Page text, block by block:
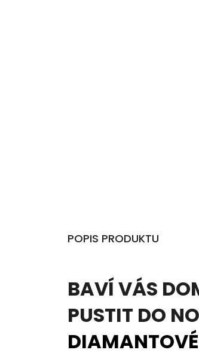
POPIS PRODUKTU
BAVÍ VÁS
PUSTIT DO